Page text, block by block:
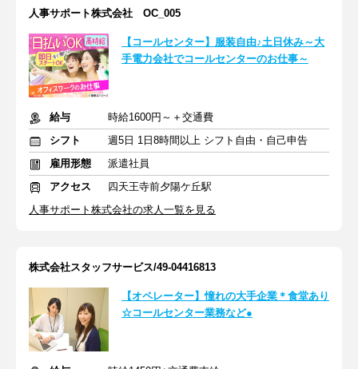
人事サポート株式会社 OC_005
【コールセンター】服装自由♪土日休み～大
手電力会社でコールセンターのお仕事～
給与
時給1600円～＋交通費
シフト
週5日 1日8時間以上 シフト自由・自己申告
雇用形態
派遣社員
アクセス
四天王寺前夕陽ケ丘駅
人事サポート株式会社の求人一覧を見る
株式会社スタッフサービス/49-04416813
【オペレーター】憧れの大手企業＊食堂あり
☆コールセンター業務など●